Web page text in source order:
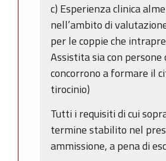
c) Esperienza clinica
nell’ambito di
per le coppie che
Assistita sia con
concorrono a formare il
tirocinio)
Tutti i requisiti di cui
termine stabilito nel
ammissione, a pena di